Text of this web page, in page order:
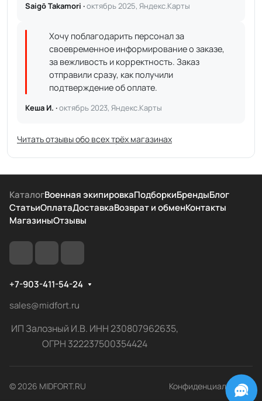
Saigō Takamori ·октябрь 2025, Яндекс.Карты
Хочу поблагодарить персонал за
своевременное информирование о заказе,
за вежливость и корректность. Заказ
отправили сразу, как получили
подтверждение об оплате.
Кеша И. ·октябрь 2023, Яндекс.Карты
Читать отзывы обо всех трёх магазинах
КаталогВоенная экипировкаПодборкиБрендыБлог
СтатьиОплатаДоставкаВозврат и обменКонтакты
МагазиныОтзывы
+7-903-411-54-24
sales@midfort.ru
ИП Залозный И.В. ИНН 230807962635,
ОГРН 322237500354424
© 2026 MIDFORT.RU Конфиденциальность